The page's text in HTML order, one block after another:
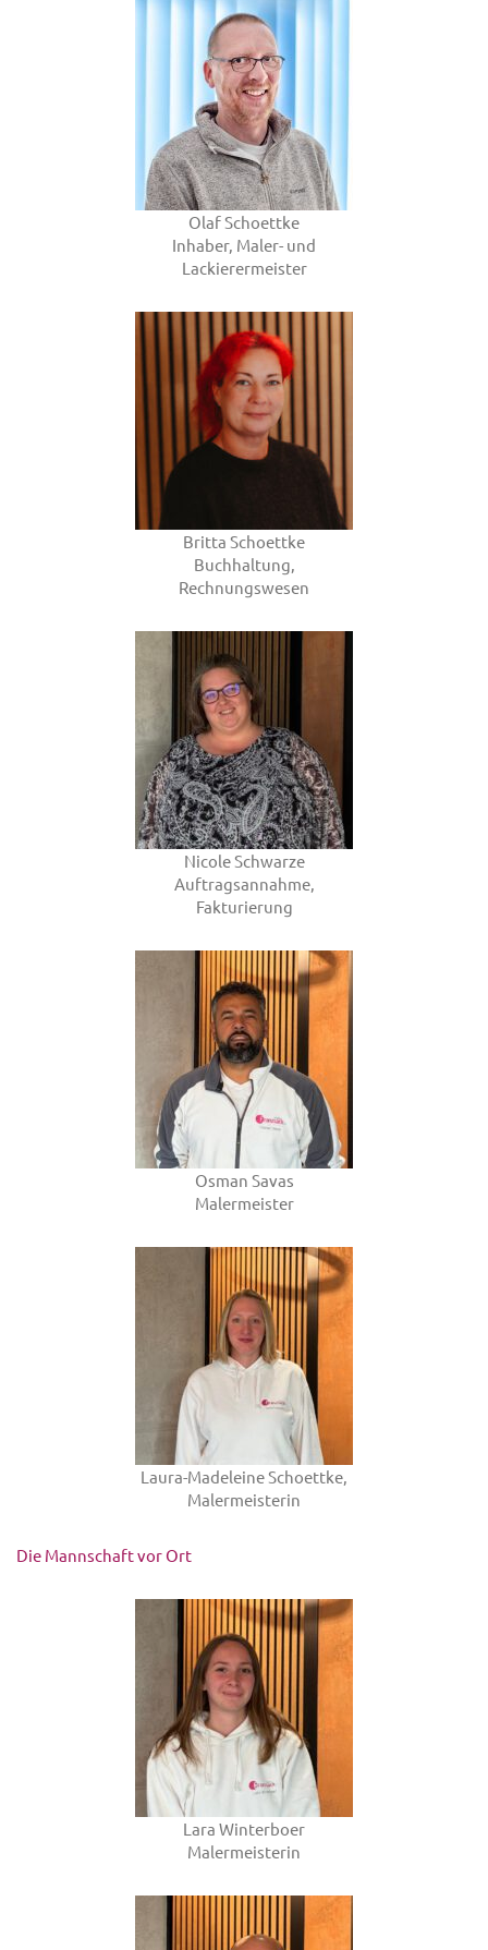
Olaf Schoettke
Inhaber, Maler- und
Lackierermeister
Britta Schoettke
Buchhaltung,
Rechnungswesen
Nicole Schwarze
Auftragsannahme,
Fakturierung
Osman Savas
Malermeister
Laura-Madeleine Schoettke,
Malermeisterin
Die Mannschaft vor Ort
Lara Winterboer
Malermeisterin